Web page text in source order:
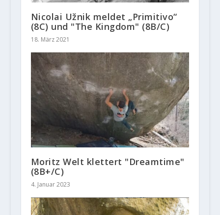
Nicolai Užnik meldet „Primitivo“
(8C) und "The Kingdom" (8B/C)
18. März 2021
Moritz Welt klettert "Dreamtime"
(8B+/C)
4. Januar 2023